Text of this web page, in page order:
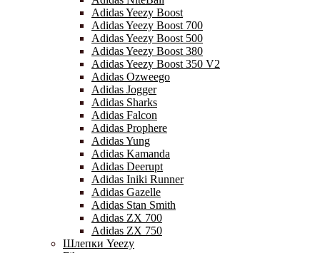
Adidas Yeezy Boost
Adidas Yeezy Boost 700
Adidas Yeezy Boost 500
Adidas Yeezy Boost 380
Adidas Yeezy Boost 350 V2
Adidas Ozweego
Adidas Jogger
Adidas Sharks
Adidas Falcon
Adidas Prophere
Adidas Yung
Adidas Kamanda
Adidas Deerupt
Adidas Iniki Runner
Adidas Gazelle
Adidas Stan Smith
Adidas ZX 700
Adidas ZX 750
Шлепки Yeezy